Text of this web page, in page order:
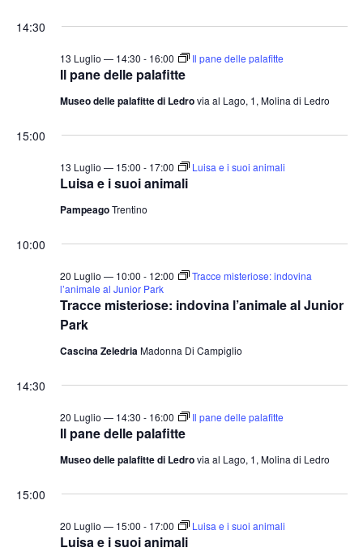
o
14:30
Il pane delle palafitte
13 Luglio — 14:30 - 16:00 Il pane delle palafitte
Museo delle palafitte di Ledrovia al Lago, 1, Molina di Ledro
15:00
Luisa e i suoi animali
13 Luglio — 15:00 - 17:00 Luisa e i suoi animali
PampeagoTrentino
10:00
Tracce misteriose: indovina l’animale al Junior
Park
20 Luglio — 10:00 - 12:00
Tracce misteriose: indovina
l’animale al Junior Park
Cascina ZeledriaMadonna Di Campiglio
14:30
Il pane delle palafitte
20 Luglio — 14:30 - 16:00 Il pane delle palafitte
Museo delle palafitte di Ledrovia al Lago, 1, Molina di Ledro
15:00
Luisa e i suoi animali
20 Luglio — 15:00 - 17:00 Luisa e i suoi animali